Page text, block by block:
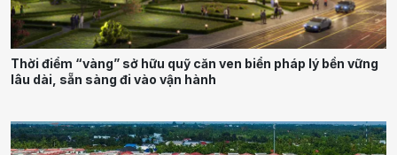
Thời điểm “vàng” sở hữu quỹ căn ven biển pháp lý bền vững
lâu dài, sẵn sàng đi vào vận hành